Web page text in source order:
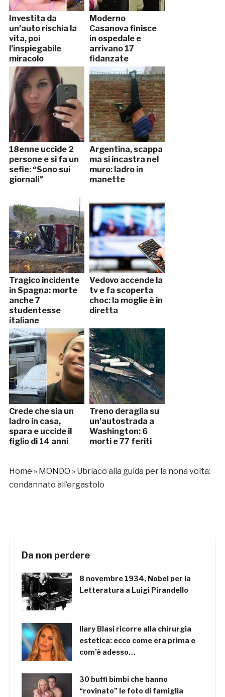
Investita da
un’auto rischia la
vita, poi
l’inspiegabile
miracolo
Moderno
Casanova finisce
in ospedale e
arrivano 17
fidanzate
18enne uccide 2
persone e si fa un
sefie: “Sono sui
giornali”
Argentina, scappa
ma si incastra nel
muro: ladro in
manette
Tragico incidente
in Spagna: morte
anche 7
studentesse
italiane
Vedovo accende la
tv e fa scoperta
choc: la moglie è in
diretta
Crede che sia un
ladro in casa,
spara e uccide il
figlio di 14 anni
Treno deraglia su
un’autostrada a
Washington: 6
morti e 77 feriti
Home » MONDO » Ubriaco alla guida per la nona volta:
condannato all’ergastolo
Da non perdere
8 novembre 1934, Nobel per la
Letteratura a Luigi Pirandello
Ilary Blasi ricorre alla chirurgia
estetica: ecco come era prima e
com’è adesso…
30 buffi bimbi che hanno
“rovinato” le foto di famiglia